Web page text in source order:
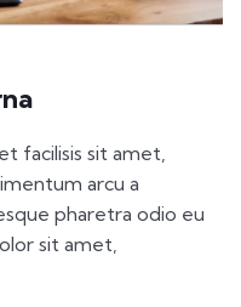
facilisis sit amet,
arcu a
pharetra odio eu
sit amet,